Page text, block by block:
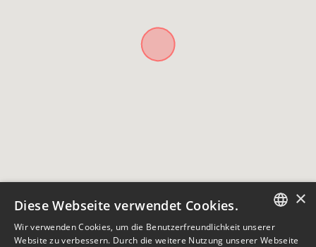
ENGLISH
×
Diese Webseite verwendet Cookies.
Wir verwenden Cookies, um die Benutzerfreundlichkeit unserer
Website zu verbessern. Durch die weitere Nutzung unserer Webseite